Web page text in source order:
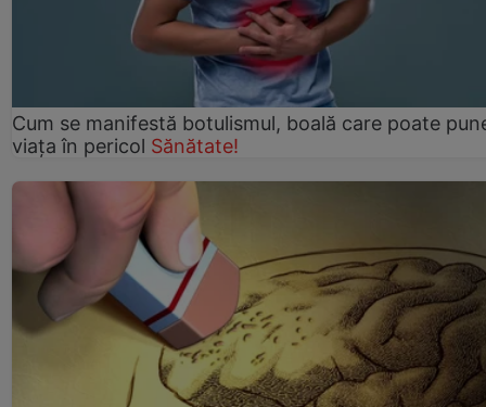
Cum se manifestă botulismul, boală care poate
viaţa în pericol Sănătate!